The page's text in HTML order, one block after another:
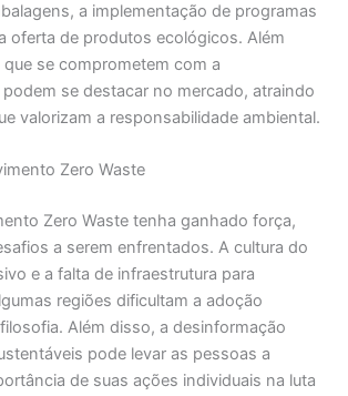
a implementação de programas
oferta de produtos ecológicos. Além
se comprometem com a
se destacar no mercado, atraindo
valorizam a responsabilidade ambiental.
Zero Waste
Zero Waste tenha ganhado força,
a serem enfrentados. A cultura do
e a falta de infraestrutura para
regiões dificultam a adoção
Além disso, a desinformação
pode levar as pessoas a
de suas ações individuais na luta